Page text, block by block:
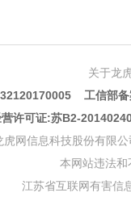
关于龙
32120170005 工信部
营许可证:苏B2-
虎网信息科技股份有限
本网站违法
江苏省互联网有害